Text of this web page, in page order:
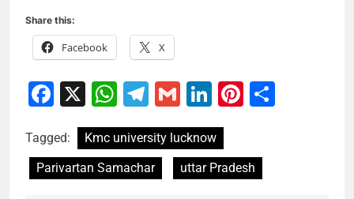
Share this:
Facebook X
Facebook
X WhatsApp
Telegram
GmailLinkedIn
Pinterest
Tagged:
Kmc university lucknow
Parivartan Samachar
uttar Pradesh